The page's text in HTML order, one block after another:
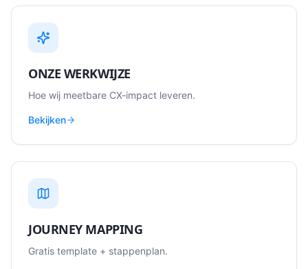
ONZE WERKWIJZE
Hoe wij meetbare CX-impact leveren.
Bekijken
JOURNEY MAPPING
Gratis template + stappenplan.